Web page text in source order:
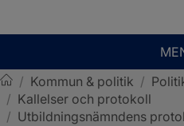
Sotenäs kommun
/ Kommun & politik /
/ Kallelser och protokoll
/ Utbildningsnämndens